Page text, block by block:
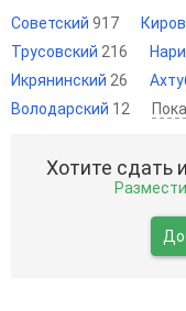
Советский 917
Трусовский 216
Икрянинский 26
Володарский 12
Хотите сдать